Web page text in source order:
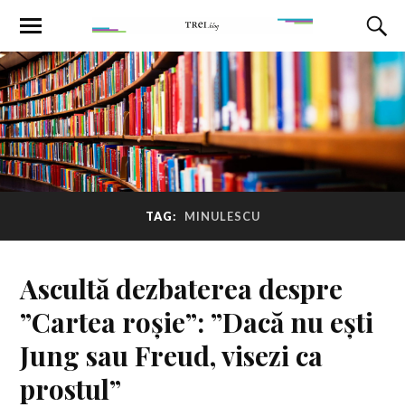
TAG: MINULESCU
Ascultă dezbaterea despre
”Cartea roșie”: ”Dacă nu ești
Jung sau Freud, visezi ca
prostul”